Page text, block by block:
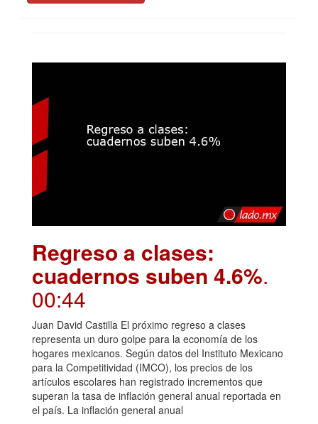
Regreso a clases:
cuadernos suben 4.6%.
00:44
Juan David Castilla El próximo regreso a clases
representa un duro golpe para la economía de los
hogares mexicanos. Según datos del Instituto Mexicano
para la Competitividad (IMCO), los precios de los
artículos escolares han registrado incrementos que
superan la tasa de inflación general anual reportada en
el país. La inflación general anual